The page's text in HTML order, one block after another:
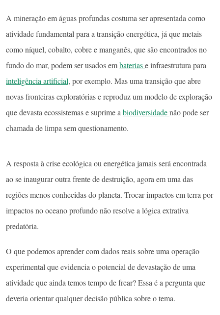
A mineração em águas profundas costuma ser apresentada como
atividade fundamental para a transição energética, já que metais
como níquel, cobalto, cobre e manganês, que são encontrados no
fundo do mar, podem ser usados embateriase infraestrutura para
inteligência artificial, por exemplo. Mas uma transição que abre
novas fronteiras exploratórias e reproduz um modelo de exploração
que devasta ecossistemas e suprime a biodiversidadenão pode ser
chamada de limpa sem questionamento.
A resposta à crise ecológica ou energética jamais será encontrada
ao se inaugurar outra frente de destruição, agora em uma das
regiões menos conhecidas do planeta. Trocar impactos em terra por
impactos no oceano profundo não resolve a lógica extrativa
predatória.
O que podemos aprender com dados reais sobre uma operação
experimental que evidencia o potencial de devastação de uma
atividade que ainda temos tempo de frear? Essa é a pergunta que
deveria orientar qualquer decisão pública sobre o tema.